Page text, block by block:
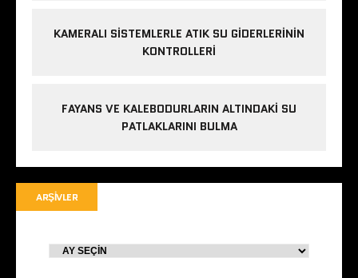
KAMERALI SISTEMLERLE ATIK SU GIDERLERININ
KONTROLLERI
FAYANS VE KALEBODURLARIN ALTINDAKI SU
PATLAKLARINI BULMA
ARŞIVLER